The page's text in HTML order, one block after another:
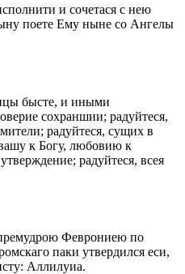
и сочетася с нею
поете Ему ныне со Ангелы
бысте, и иными
сохраншии; радуйтеся,
радуйтеся, сущих в
вашу к Богу, любовию к
радуйтеся, всея
премудрою Феврониею по
паки утвердился еси,
Аллилуиа.